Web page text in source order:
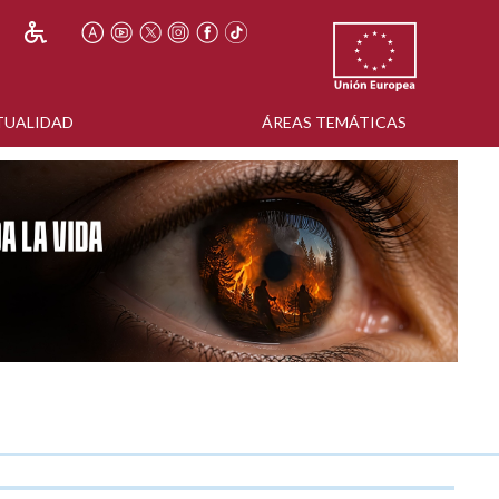
ÁREAS TEMÁTICAS